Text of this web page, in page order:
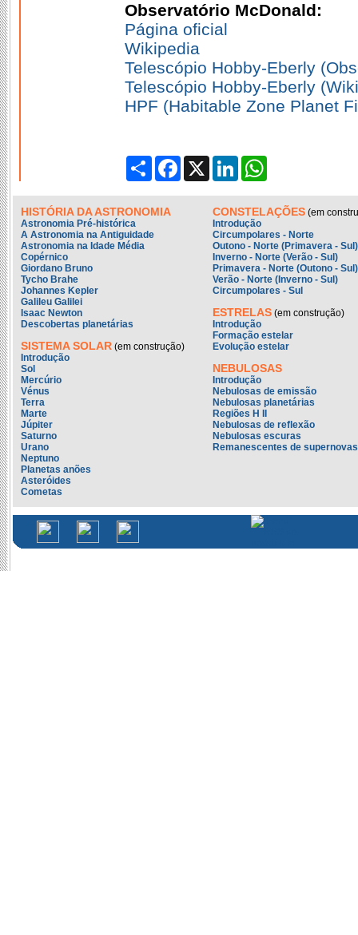
Observatório McDonald:
Página oficial
Wikipedia
Telescópio Hobby-Eberly
Telescópio Hobby-Eberly
HPF (Habitable Zone Planet
PartilharFacebook
X LinkedIn